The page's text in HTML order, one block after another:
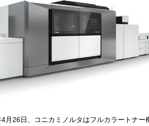
26日、コニカミノルタはフルカラートナー